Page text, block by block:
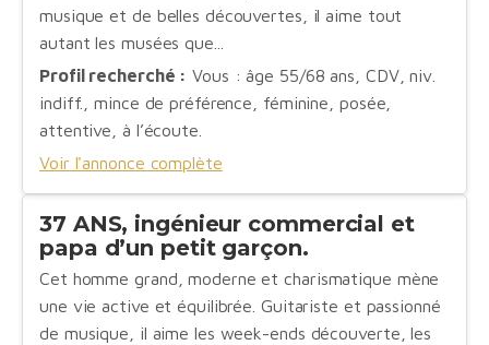
musique et de belles découvertes, il aime tout
autant les musées que...
Profil recherché : Vous : âge 55/68 ans, CDV, niv.
indiff., mince de préférence, féminine, posée,
attentive, à l’écoute.
Voir l'annonce complète
37 ANS, ingénieur commercial et
papa d’un petit garçon.
Cet homme grand, moderne et charismatique mène
une vie active et équilibrée. Guitariste et passionné
de musique, il aime les week-ends découverte, les